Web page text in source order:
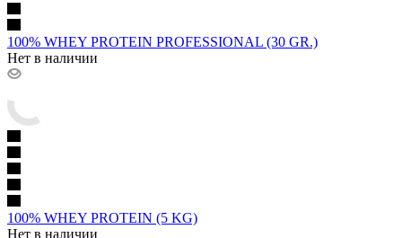
100% WHEY PROTEIN PROFESSIONAL (30 GR.)
Нет в наличии
100% WHEY PROTEIN (5 KG)
Нет в наличии